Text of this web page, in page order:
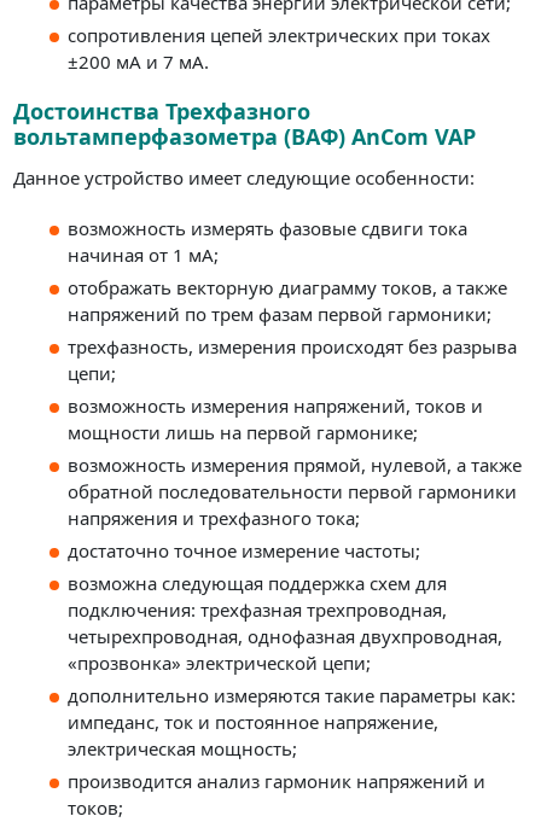
сопротивления цепей электрических при токах
±200 мА и 7 мА.
Достоинства Трехфазного
вольтамперфазометра (ВАФ) AnCom VAP
Данное устройство имеет следующие особенности:
возможность измерять фазовые сдвиги тока
начиная от 1 мА;
отображать векторную диаграмму токов, а также
напряжений по трем фазам первой гармоники;
трехфазность, измерения происходят без разрыва
цепи;
возможность измерения напряжений, токов и
мощности лишь на первой гармонике;
возможность измерения прямой, нулевой, а также
обратной последовательности первой гармоники
напряжения и трехфазного тока;
достаточно точное измерение частоты;
возможна следующая поддержка схем для
подключения: трехфазная трехпроводная,
четырехпроводная, однофазная двухпроводная,
«прозвонка» электрической цепи;
дополнительно измеряются такие параметры как:
импеданс, ток и постоянное напряжение,
электрическая мощность;
производится анализ гармоник напряжений и
токов;